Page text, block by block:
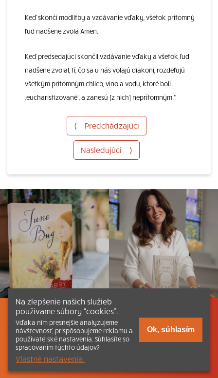
Keď skončí modlitby a vzdávanie vďaky, všetok prítomný
ľud nadšene zvolá Amen.
Keď predsedajúci skončil vzdávanie vďaky a všetok ľud
nadšene zvolal, tí, čo sa u nás volajú diakoni, rozdeľujú
všetkým prítomným chlieb, víno a vodu, ktoré boli
,eucharistizované‘, a zanesú [z nich] neprítomným.“
⟨ Predchádzajúci
Nasledujúci ⟩
Listovať Obsah Dokumenty a články
Kontakt Tlačená verzia Katechizmu
© 2026 katechizmus.sk |
funguje aj vďaka kresťanskému kníhkupectvu
Na zlepšenie našich služieb
používame súbory “cookies”.
Vďaka nim presnejšie analyzujeme
návštevnosť, prispôsobujeme reklamu a
používateľské nastavenia. Súhlasíte so
spracovaním týchto údajov?
Vlastné nastavenia.
Ok, súhlasím